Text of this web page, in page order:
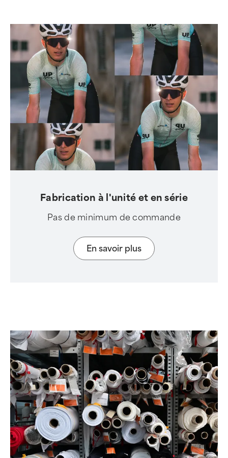
Fabrication à l'unité et en série
Pas de minimum de commande
En savoir plus